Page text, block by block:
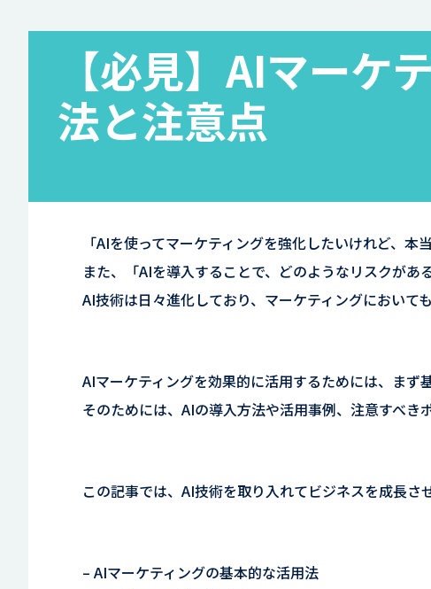
【必見】AIマーケ
法と注意点
「AIを使ってマーケティングを強化したいけれど、
また、「AIを導入することで、どのようなリスクが
AI技術は日々進化しており、マーケティングにおいて
AIマーケティングを効果的に活用するためには、まず
そのためには、AIの導入方法や活用事例、注意すべき
この記事では、AI技術を取り入れてビジネスを成長さ
– AIマーケティングの基本的な活用法